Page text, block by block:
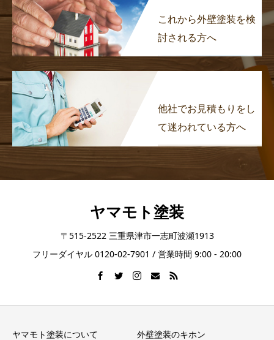
これから外壁塗装を検
討される方へ
他社でお見積もりをし
て迷われている方へ
ヤマモト塗装
〒515-2522 三重県津市一志町波瀬1913
フリーダイヤル 0120-02-7901 / 営業時間 9:00 - 20:00
ヤマモト塗装について 外壁塗装のキホン